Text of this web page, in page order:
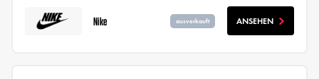
Nike ausverkauft ANSEHEN